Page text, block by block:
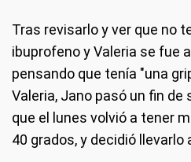
Tras revisarlo y ver que no
ibuprofeno y Valeria se fue
pensando que tenía "una
Valeria, Jano pasó un fin
que el lunes volvió a tener
40 grados, y decidió llevarlo